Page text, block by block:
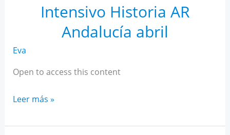
AndalucíaIntensivo Historia AR
Andalucía abril
Eva
Open to access this content
Intensivo
AR
Leer más »